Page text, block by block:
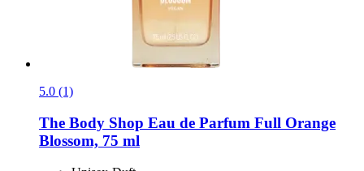
5.0 (1)
The Body Shop Eau de Parfum Full Orange
Blossom, 75 ml